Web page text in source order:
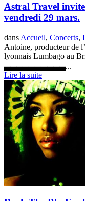
Astral Travel
vendredi 29 mars.
dans Accueil, Concerts,
Antoine, producteur de
lyonnais Lumbago au
▃▃▃▃▃▃▃▃▃▃...
Lire la suite